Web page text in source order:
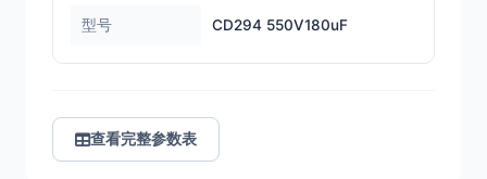
型号 CD294 550V180uF
查看完整参数表